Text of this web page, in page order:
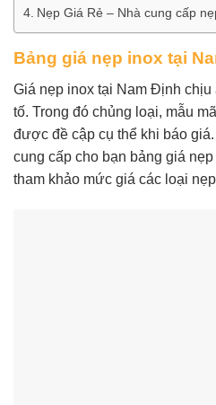
Nẹp Giá Rẻ – Nhà cung cấp
Bảng giá nẹp inox tại
Giá nẹp inox tại Nam Định
tố. Trong đó chủng loại, mẫu
được đề cập cụ thể khi báo
cung cấp cho bạn bảng giá
tham khảo mức giá các loại